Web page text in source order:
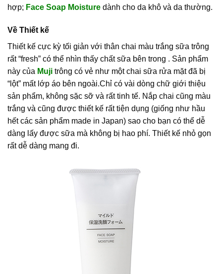
hợp; Face Soap Moisture dành cho da khô và da thường.
Về Thiết kế
Thiết kế cực kỳ tối giản với thân chai màu trắng sữa trông
rất “fresh” có thể nhìn thấy chất sữa bên trong . Sản phẩm
này của Muji trông có vẻ như một chai sữa rửa mặt đã bị
“lột” mất lớp áo bên ngoài.Chỉ có vài dòng chữ giới thiệu
sản phẩm, không sặc sỡ và rất tinh tế. Nắp chai cũng màu
trắng và cũng được thiết kế rất tiện dụng (giống như hầu
hết các sản phẩm made in Japan) sao cho bạn có thể dễ
dàng lấy được sữa mà không bị hao phí. Thiết kế nhỏ gọn
rất dễ dàng mang đi.